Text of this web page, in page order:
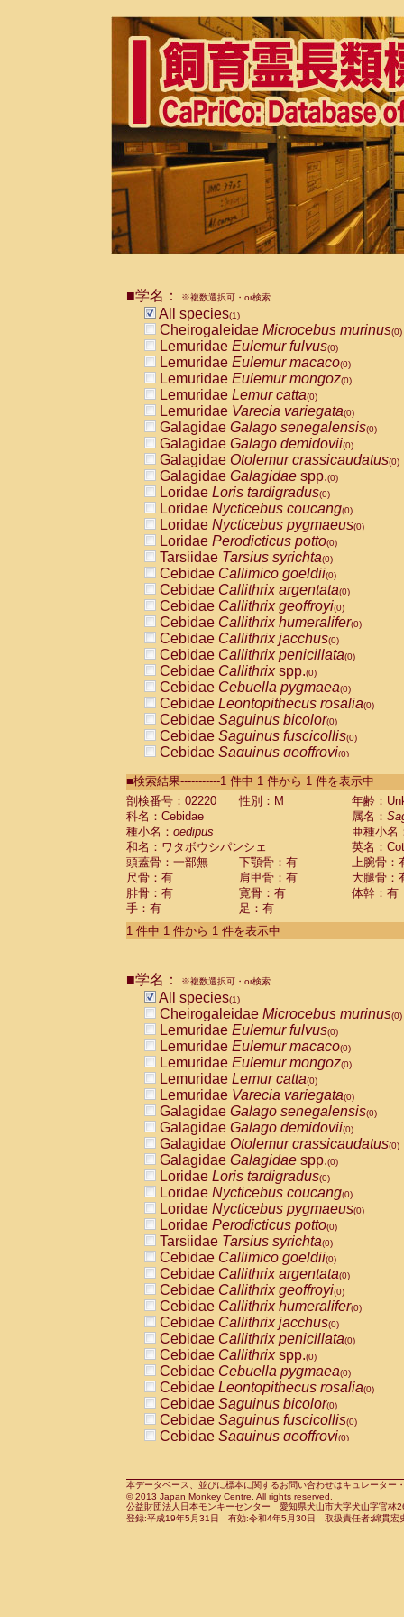
■学名： ※複数選択可・or検索
All species(1)
Cheirogaleidae Microcebus murinus(0)
Lemuridae Eulemur fulvus(0)
Lemuridae Eulemur macaco(0)
Lemuridae Eulemur mongoz(0)
Lemuridae Lemur catta(0)
Lemuridae Varecia variegata(0)
Galagidae Galago senegalensis(0)
Galagidae Galago demidovii(0)
Galagidae Otolemur crassicaudatus(0)
Galagidae Galagidae spp.(0)
Loridae Loris tardigradus(0)
Loridae Nycticebus coucang(0)
Loridae Nycticebus pygmaeus(0)
Loridae Perodicticus potto(0)
Tarsiidae Tarsius syrichta(0)
Cebidae Callimico goeldii(0)
Cebidae Callithrix argentata(0)
Cebidae Callithrix geoffroyi(0)
Cebidae Callithrix humeralifer(0)
Cebidae Callithrix jacchus(0)
Cebidae Callithrix penicillata(0)
Cebidae Callithrixspp.(0)
Cebidae Cebuella pygmaea(0)
Cebidae Leontopithecus rosalia(0)
Cebidae Saguinus bicolor(0)
Cebidae Saguinus fuscicollis(0)
Cebidae Saguinus geoffroyi(0)
CebidaeSaguinus labiatus(0)
Cebidae Saguinus leucopus (0)
Cebidae
Cebidae
CebidaeSaguinus nigricollis (0)
Cebidae Saguinus oedipus
Cebidae Saguinus weddelli
Cebidae Saguinusspp.
Cebidae Aotus trivirgatus
Cebidae Cebus albifrons
CebidaeCebus nigrivittatus
CebidaeCebus
CebidaeSaimiri boliviensis(0)
CebidaeSaimiri sciureus(0)
AtelidaeAlouatta caraya(0)
AtelidaeAlouatta fusca(0)
AtelidaeAlouatta seniculus
AtelidaeAlouattaspp.(0)
AtelidaeAteles belzebuth(0)
AtelidaeAteles geoffroyi(0)
AtelidaeAteles paniscus(0)
AtelidaeAtelesspp.(0)
Atelidae Lagothrix lagothricha
AtelidaeLagothrix lagothricha cana
PitheciidaeCacajao calvus
PitheciidaeCallicebus cupreus
PitheciidaeCallicebus donacophilus
PitheciidaeCallicebus moloch
PitheciidaeCallicebus torquatus
PitheciidaeCallicebusspp.(0)
PitheciidaeChiropotes satanas(0)
PitheciidaePithecia monachus
PitheciidaePithecia pithecia(0)
CercopithecidaeCercocebus agilis
CercopithecidaeCercocebus
CercopithecidaeCercocebus
CercopithecidaeCercocebus
CercopithecidaeCercocebus
CercopithecidaeCercocebushybrid
CercopithecidaePapio anubis(0)
CercopithecidaePapio cynocephalus
CercopithecidaePapio hamadryas(0)
■検索結果-----------1 件中 1 件から 1 件を表示中
剖検番号：02220
性別：M
年齢：
科名：Cebidae
属名：
種小名： oedipus
亜種小名
和名：ワタボウシパンシェ
英名：
頭蓋骨：一部無
下顎骨：有
上腕骨：
尺骨：有
肩甲骨：有
大腿骨：
腓骨：有
寛骨：有
体幹：有
手：有
足：有
1 件中 1 件から 1 件を表示中
■学名： ※複数選択可・or検索
All species(1)
Cheirogaleidae Microcebus murinus(0)
Lemuridae Eulemur fulvus(0)
Lemuridae Eulemur macaco(0)
Lemuridae Eulemur mongoz(0)
Lemuridae Lemur catta(0)
Lemuridae Varecia variegata(0)
Galagidae Galago senegalensis(0)
Galagidae Galago demidovii(0)
Galagidae Otolemur crassicaudatus(0)
Galagidae Galagidae spp.(0)
Loridae Loris tardigradus(0)
Loridae Nycticebus coucang(0)
Loridae Nycticebus pygmaeus(0)
Loridae Perodicticus potto(0)
Tarsiidae Tarsius syrichta(0)
Cebidae Callimico goeldii(0)
Cebidae Callithrix argentata(0)
Cebidae Callithrix geoffroyi(0)
Cebidae Callithrix humeralifer(0)
Cebidae Callithrix jacchus(0)
Cebidae Callithrix penicillata(0)
Cebidae Callithrixspp.(0)
Cebidae Cebuella pygmaea(0)
Cebidae Leontopithecus rosalia(0)
Cebidae Saguinus bicolor(0)
Cebidae Saguinus fuscicollis(0)
Cebidae Saguinus geoffroyi(0)
CebidaeSaguinus leucopus(0)
CebidaeSaguinus midas(0)
Cebidae Saguinus mystax(0)
本データベース、並びに標本に関するお問い合わせはキュレータ
© 2013 Japan Monkey Centre. All rights reserved.
公益財団法人日本モンキーセンター 愛知県犬山市大字犬山字官
登録:平成19年5月31日 有効:令和4年5月30日 取扱責任者:綿貫宏